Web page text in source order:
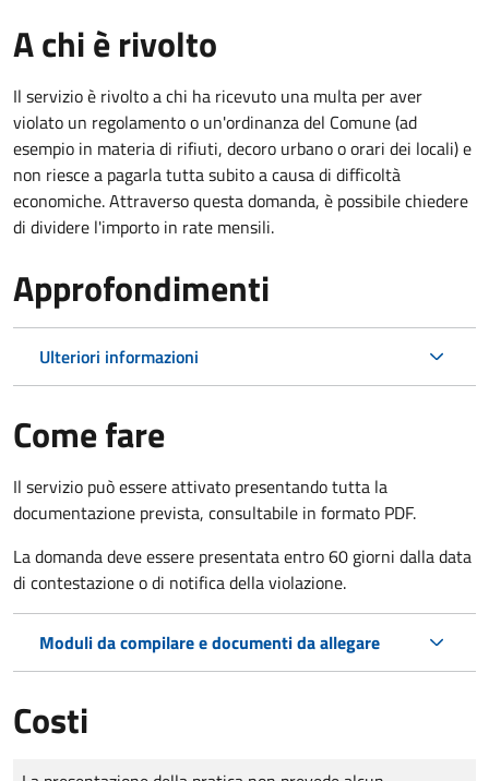
A chi è rivolto
Il servizio è rivolto a chi ha ricevuto una multa per aver
violato un regolamento o un'ordinanza del Comune (ad
esempio in materia di rifiuti, decoro urbano o orari dei locali) e
non riesce a pagarla tutta subito a causa di difficoltà
economiche. Attraverso questa domanda, è possibile chiedere
di dividere l'importo in rate mensili.
Approfondimenti
Ulteriori informazioni
Come fare
Il servizio può essere attivato presentando tutta la
documentazione prevista, consultabile in formato PDF.
La domanda deve essere presentata entro 60 giorni dalla data
di contestazione o di notifica della violazione.
Moduli da compilare e documenti da allegare
Costi
Tipo di pagamento
Importo